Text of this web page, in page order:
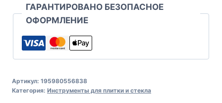
ГАРАНТИРОВАНО БЕЗОПАСНОЕ
ОФОРМЛЕНИЕ
Артикул: 195980556838
Категория: Инструменты для плитки и стекла